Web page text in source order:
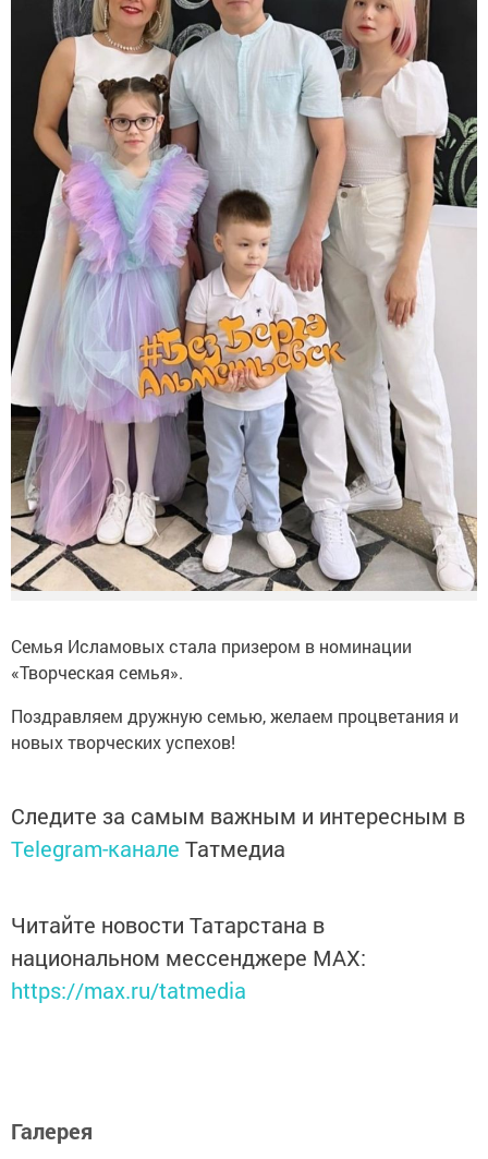
Семья Исламовых стала призером в номинации
«Творческая семья».
Поздравляем дружную семью, желаем процветания и
новых творческих успехов!
Следите за самым важным и интересным в
Telegram-канале Татмедиа
Читайте новости Татарстана в
национальном мессенджере MАХ:
https://max.ru/tatmedia
Галерея